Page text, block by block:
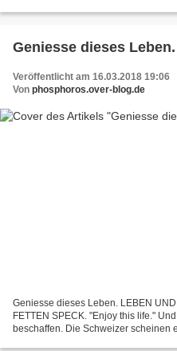
Geniesse dieses Leben.
Veröffentlicht am 16.03.2018 19:06
Von phosphoros.over-blog.de
Geniesse dieses Leben. LEBEN
FETTEN SPECK. "Enjoy this life."
beschaffen. Die Schweizer scheinen